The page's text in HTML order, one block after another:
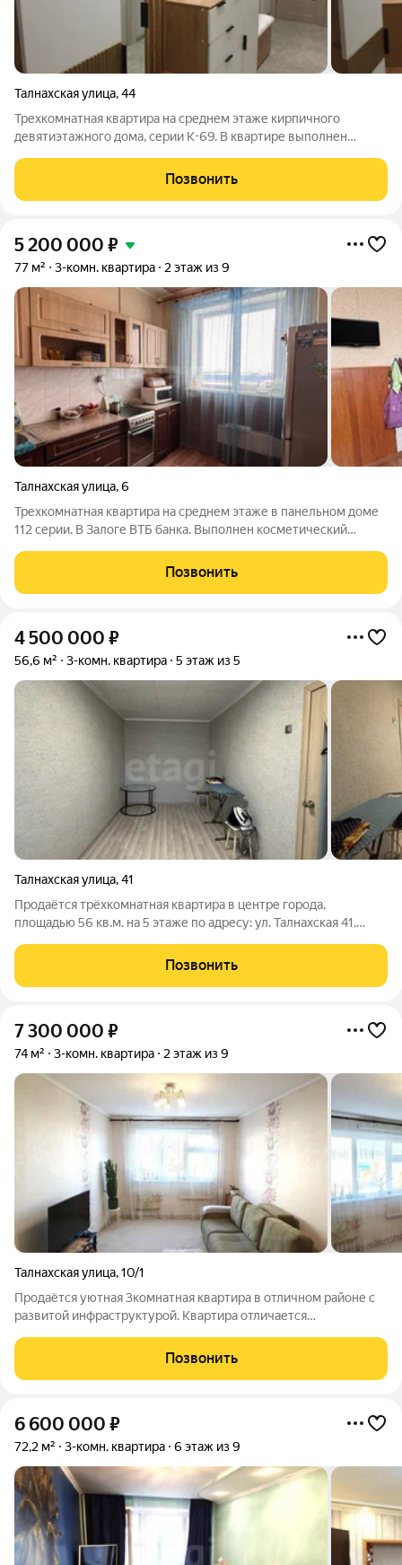
Талнахская улица,44
Трехкомнатная квартира на среднем этаже кирпичного
девятиэтажного дома, серии К-69. В квартире выполнен
современного образца. Окна- ПВХ. Пол застелен линолеумом.
Натяжной потолок в прихожей и на
Позвонить
5 200 000 ₽
77 м² 3-комн. квартира 2 этаж из 9
Талнахская улица,6
Трехкомнатная квартира на среднем этаже в панельном доме
112 серии. В Залоге ВТБ банка. Выполнен косметический
плиткой ПВХ. Стены оклеены обоями. Полы бетонные
застелены линолеумом. В кухне и
Позвонить
4 500 000 ₽
56,6 м² 3-комн. квартира 5 этаж из 5
Талнахская улица,41
Продаётся трёхкомнатная квартира в центре города,
площадью 56 кв.м. на 5 этаже по адресу: ул. Талнахская 41.
доступности школы, детские сады, магазины, остановки и
места для отдыха. Квартира
Позвонить
7 300 000 ₽
74 м² 3-комн. квартира 2 этаж из 9
Талнахская улица,10/1
Продаётся уютная 3комнатная квартира в отличном районе с
развитой инфраструктурой. Квартира отличается
обеспечивает отличную освещённость и проветривание.
Позвонить
6 600 000 ₽
72,2 м² 3-комн. квартира 6 этаж из 9